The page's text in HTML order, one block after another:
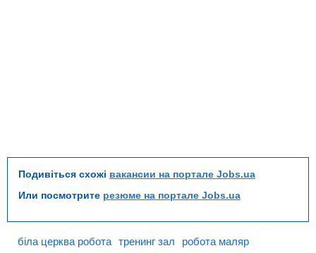
Подивіться схожі вакансии на портале Jobs.ua
Или посмотрите резюме на портале Jobs.ua
біла церква робота тренинг зал
робота маляр